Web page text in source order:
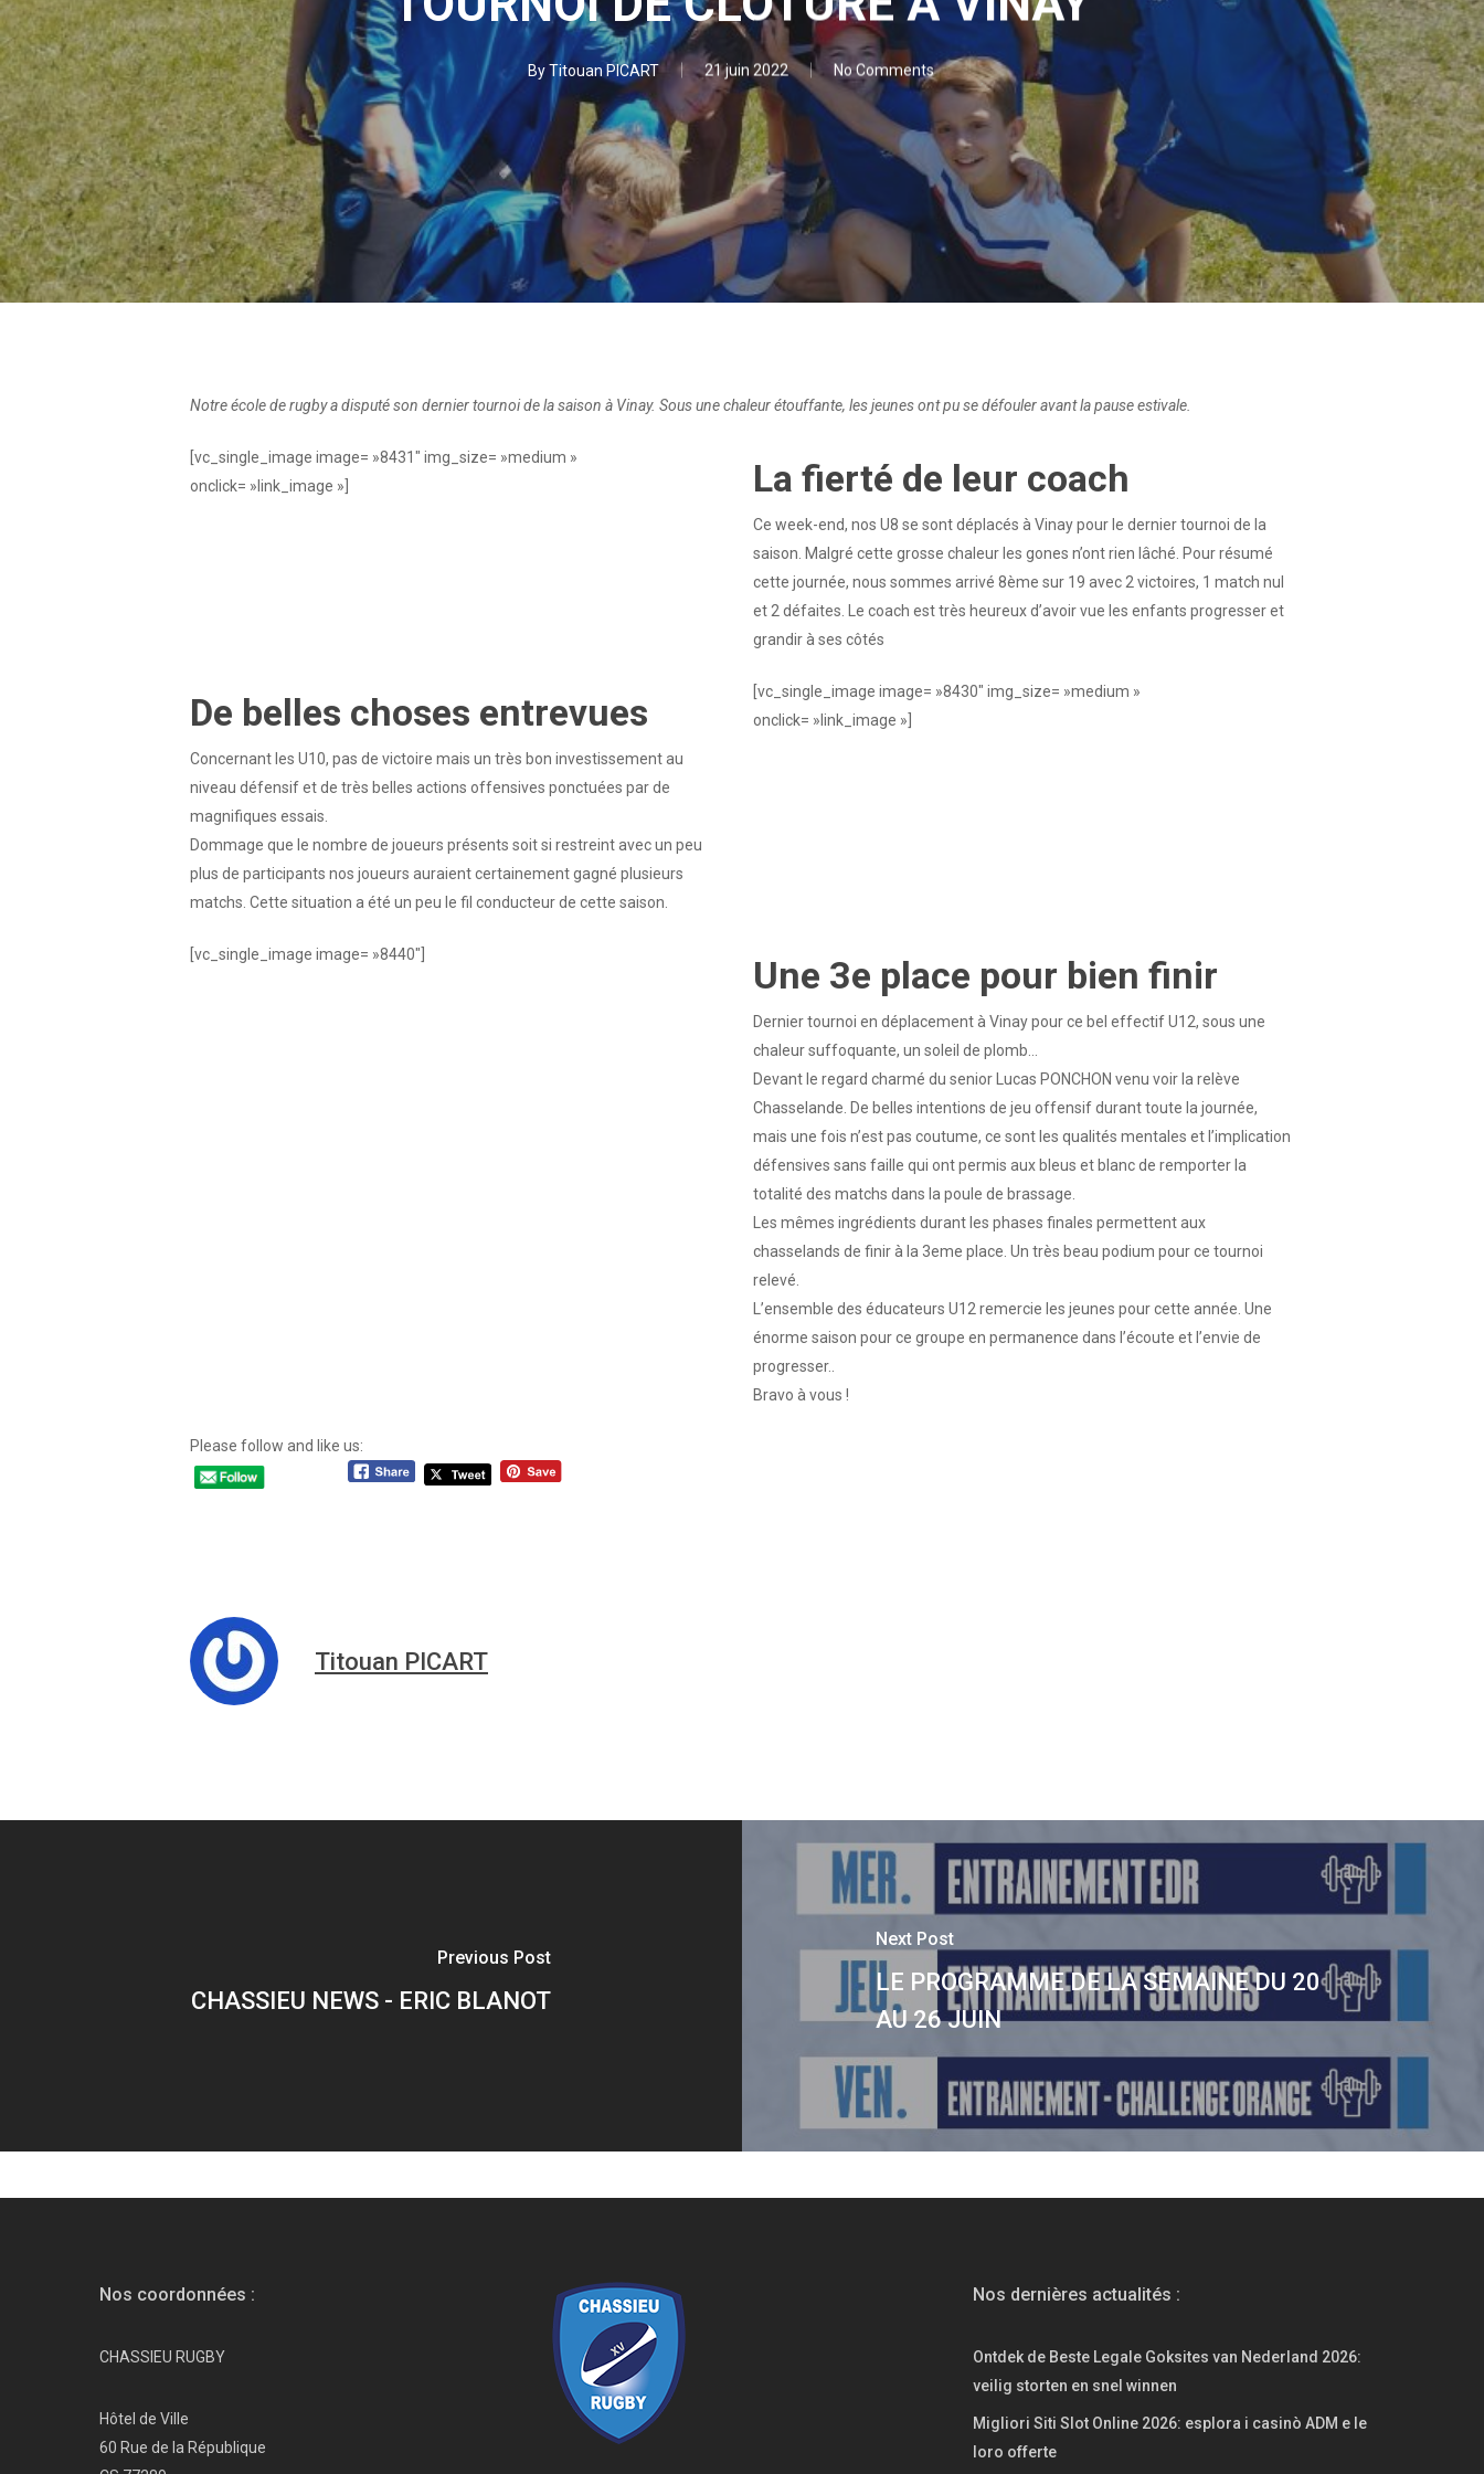
ByTitouan PICART 21 juin 2022 No Comments
Notre école de rugby a disputé son dernier tournoi de la saison à Vinay. Sous une chaleur étouffante, les jeunes ont pu se défouler avant la pause estivale.
[vc_single_image image= »8431″ img_size= »medium »
onclick= »link_image »]
La fierté de leur coach
Ce week-end, nos U8 se sont déplacés à Vinay pour le dernier tournoi de la
saison. Malgré cette grosse chaleur les gones n’ont rien lâché. Pour résumé
cette journée, nous sommes arrivé 8ème sur 19 avec 2 victoires, 1 match nul
et 2 défaites. Le coach est très heureux d’avoir vue les enfants progresser et
grandir à ses côtés
De belles choses entrevues
Concernant les U10, pas de victoire mais un très bon investissement au
niveau défensif et de très belles actions offensives ponctuées par de
magnifiques essais.
Dommage que le nombre de joueurs présents soit si restreint avec un peu
plus de participants nos joueurs auraient certainement gagné plusieurs
matchs. Cette situation a été un peu le fil conducteur de cette saison.
[vc_single_image image= »8430″ img_size= »medium »
onclick= »link_image »]
[vc_single_image image= »8440″] Une 3e place pour bien finir
Dernier tournoi en déplacement à Vinay pour ce bel effectif U12, sous une
chaleur suffoquante, un soleil de plomb…
Devant le regard charmé du senior Lucas PONCHON venu voir la relève
Chasselande. De belles intentions de jeu offensif durant toute la journée,
mais une fois n’est pas coutume, ce sont les qualités mentales et l’implication
défensives sans faille qui ont permis aux bleus et blanc de remporter la
totalité des matchs dans la poule de brassage.
Les mêmes ingrédients durant les phases finales permettent aux
chasselands de finir à la 3eme place. Un très beau podium pour ce tournoi
relevé.
L’ensemble des éducateurs U12 remercie les jeunes pour cette année. Une
énorme saison pour ce groupe en permanence dans l’écoute et l’envie de
progresser..
Bravo à vous !
Please follow and like us:
Titouan PICART
Previous Post
CHASSIEU NEWS - ERIC BLANOT
Next Post
LE PROGRAMME DE LA SEMAINE DU 20
AU 26 JUIN
Nos coordonnées :
CHASSIEU RUGBY
Hôtel de Ville
60 Rue de la République
Nos dernières actualités :
Ontdek de Beste Legale Goksites van Nederland 2026:
veilig storten en snel winnen
Migliori Siti Slot Online 2026: esplora i casinò ADM e le
loro offerte